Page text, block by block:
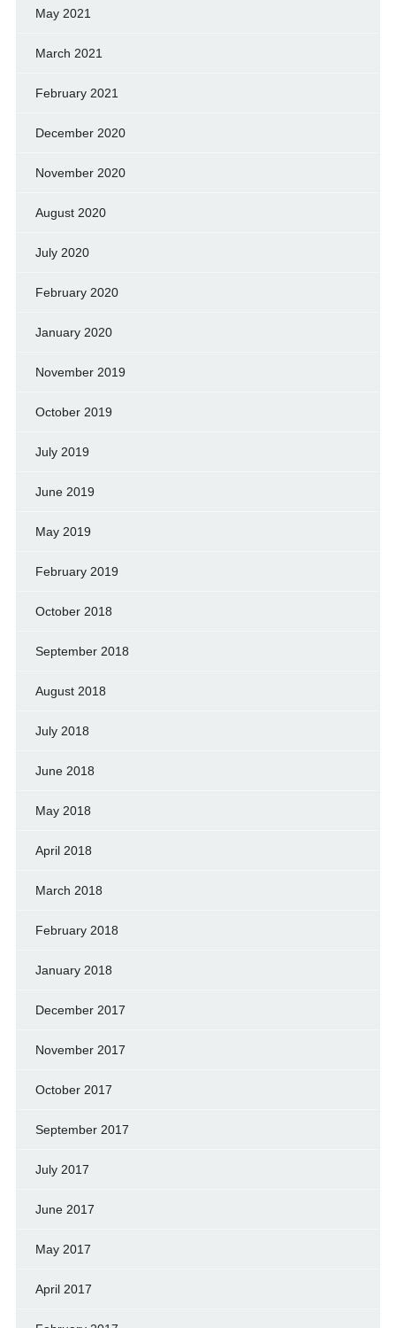
May 2021
March 2021
February 2021
December 2020
November 2020
August 2020
July 2020
February 2020
January 2020
November 2019
October 2019
July 2019
June 2019
May 2019
February 2019
October 2018
September 2018
August 2018
July 2018
June 2018
May 2018
April 2018
March 2018
February 2018
January 2018
December 2017
November 2017
October 2017
September 2017
July 2017
June 2017
May 2017
April 2017